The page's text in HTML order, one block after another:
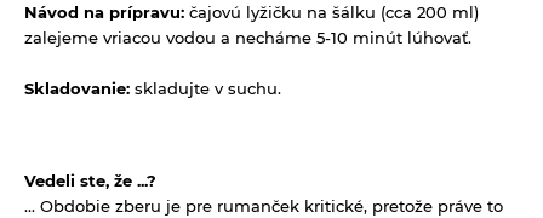
Mandľové, sójové a obilné nápoje
Sirupy ovocné s trstinovým cukrom
Včelie produkty
Sušené ovocie a orechy
Tyčinky a grissiny
Výrobky z obilnín a polotovary
Návod na prípravu: čajovú lyžičku na šálku (cca 200 ml)
zalejeme vriacou vodou a necháme 5-10 minút lúhovať.
Skladovanie: skladujte v suchu.
Vedeli ste, že ...?
... Obdobie zberu je pre rumanček kritické, pretože práve to